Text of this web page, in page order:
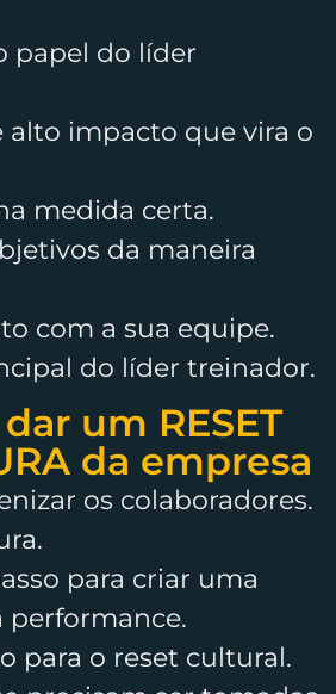
papel do líder
alto impacto que vira o
medida certa.
da maneira
com a sua equipe.
do líder treinador.
um RESET
da empresa​
os colaboradores.
para criar uma
performance.
para o reset cultural.